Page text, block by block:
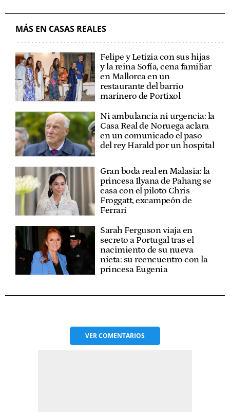
MÁS EN CASAS REALES
Felipe y Letizia con sus hijas
y la reina Sofía, cena familiar
en Mallorca en un
restaurante del barrio
marinero de Portixol
Ni ambulancia ni urgencia: la
Casa Real de Noruega aclara
en un comunicado el paso
del rey Harald por un hospital
Gran boda real en Malasia: la
princesa Ilyana de Pahang se
casa con el piloto Chris
Froggatt, excampeón de
Ferrari
Sarah Ferguson viaja en
secreto a Portugal tras el
nacimiento de su nueva
nieta: su reencuentro con la
princesa Eugenia
VERCOMENTARIOS